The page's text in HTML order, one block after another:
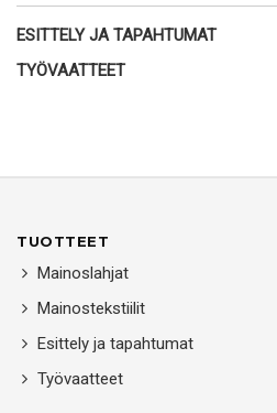
ESITTELY JA TAPAHTUMAT
TYÖVAATTEET
TUOTTEET
Mainoslahjat
Mainostekstiilit
Esittely ja tapahtumat
Työvaatteet